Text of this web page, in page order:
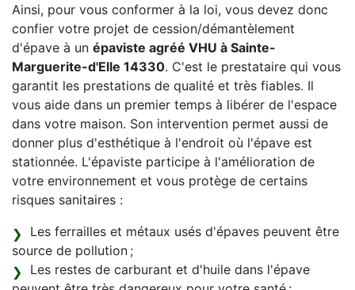
Ainsi, pour vous conformer à la loi, vous devez donc
confier votre projet de cession/démantèlement
d'épave à un épaviste agréé VHU à Sainte-
Marguerite-d'Elle 14330. C'est le prestataire qui vous
garantit les prestations de qualité et très fiables. Il
vous aide dans un premier temps à libérer de l'espace
dans votre maison. Son intervention permet aussi de
donner plus d'esthétique à l'endroit où l'épave est
stationnée. L'épaviste participe à l'amélioration de
votre environnement et vous protège de certains
risques sanitaires :
Les ferrailles et métaux usés d'épaves peuvent être
source de pollution ;
Les restes de carburant et d'huile dans l'épave